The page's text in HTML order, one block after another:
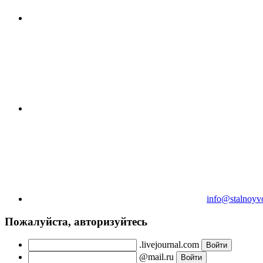
Пожалуйста, авторизуйтесь
.livejournal.com
@mail.ru